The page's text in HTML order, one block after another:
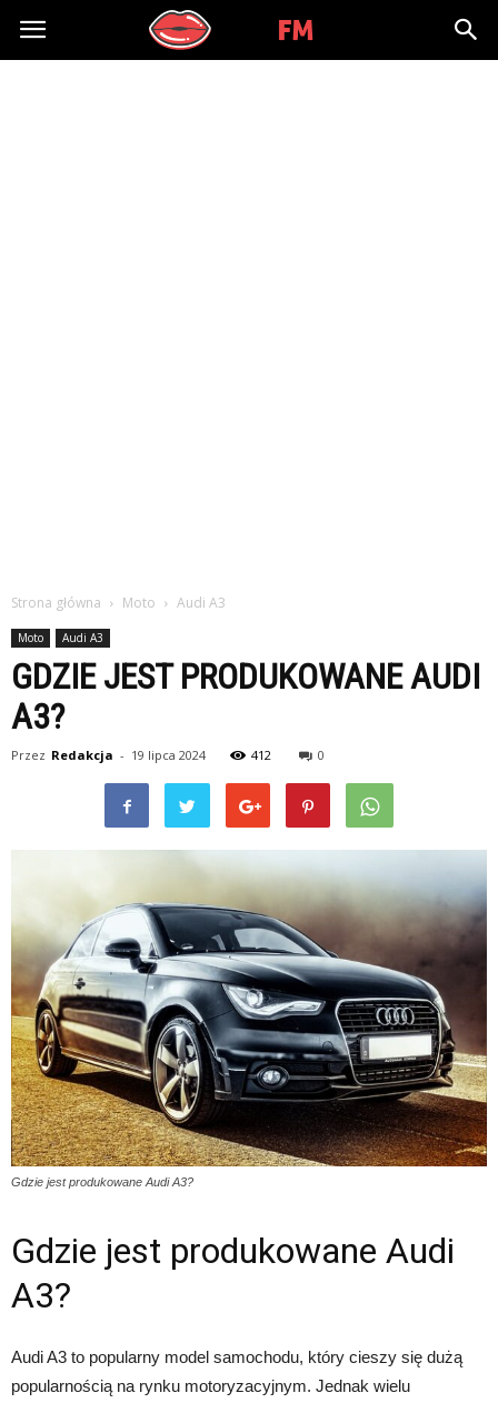
Kissfm.pl
Strona główna Moto Audi A3
Moto Audi A3
GDZIE JEST PRODUKOWANE AUDI
A3?
Przez Redakcja - 19 lipca 2024 412 0
Gdzie jest produkowane Audi A3?
Gdzie jest produkowane Audi
A3?
Audi A3 to popularny model samochodu, który cieszy się dużą
popularnością na rynku motoryzacyjnym. Jednak wielu